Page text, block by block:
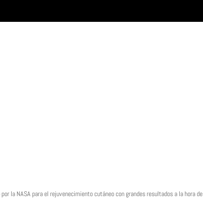
la NASA para el rejuvenecimiento cutáneo con grandes resultados a la hora de